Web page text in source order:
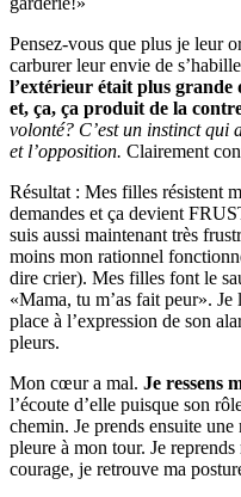
Pensez-vous que plus je leur
carburer leur envie de
l’extérieur était plus grande
et, ça, ça produit de la
volonté? C’est un instinct qui
et l’opposition. Clairement
Résultat : Mes filles résistent
demandes et ça devient
suis aussi maintenant très
moins mon rationnel
dire crier). Mes filles font le
«Mama, tu m’as fait peur». Je
place à l’expression de son
pleurs.
Mon cœur a mal. Je ressens
l’écoute d’elle puisque son
chemin. Je prends ensuite
pleure à mon tour. Je
courage, je retrouve ma